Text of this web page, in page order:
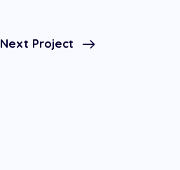
Next Project